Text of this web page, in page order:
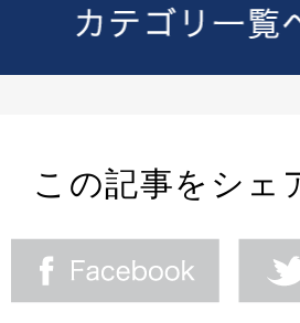
この記事をシェ